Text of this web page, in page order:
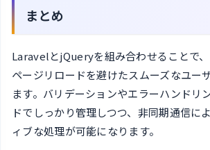
まとめ
LaravelとjQueryを組み合わせることで
ページリロードを避けたスムーズなユー
ます。バリデーションやエラーハンドリ
ドでしっかり管理しつつ、非同期通信に
ィブな処理が可能になります。